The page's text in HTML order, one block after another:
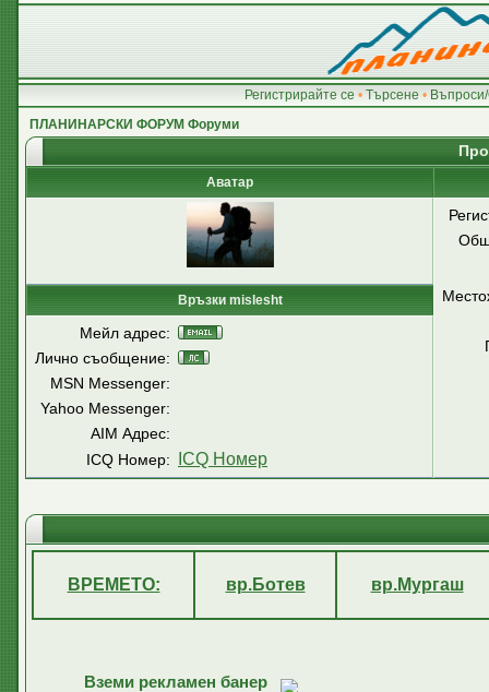
Регистрирайте се • Търсене •
ПЛАНИНАРСКИ ФОРУМ Форуми
Аватар
Връзки mislesht
Мейл адрес:
Лично съобщение:
MSN Messenger:
Yahoo Messenger:
AIM Адрес:
ICQ Номер:
ICQ Номер
ВРЕМЕТО: вр.Ботев вр.Мургаш
Вземи рекламен банер